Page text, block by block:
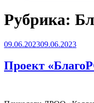
Рубрика:
Опубликовано
09.06.202309.06.2023
Проект